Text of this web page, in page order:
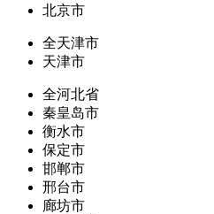
北京市
全天津市
天津市
全河北省
秦皇岛市
衡水市
保定市
邯郸市
邢台市
廊坊市